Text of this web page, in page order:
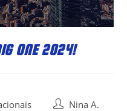
ONE 2024!
PostNina A.